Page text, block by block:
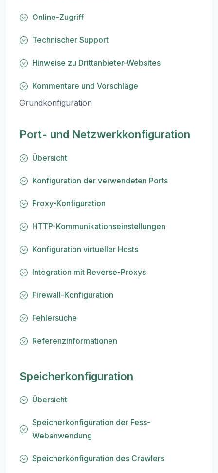
Online-Zugriff
Technischer Support
Hinweise zu Drittanbieter-Websites
Kommentare und Vorschläge
Grundkonfiguration
Port- und Netzwerkkonfiguration
Übersicht
Konfiguration der verwendeten Ports
Proxy-Konfiguration
HTTP-Kommunikationseinstellungen
Konfiguration virtueller Hosts
Integration mit Reverse-Proxys
Firewall-Konfiguration
Fehlersuche
Referenzinformationen
Speicherkonfiguration
Übersicht
Speicherkonfiguration der Fess-
Webanwendung
Speicherkonfiguration des Crawlers